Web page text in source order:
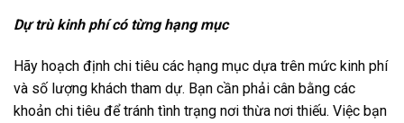
Dự trù kinh phí có từng hạng mục
Hãy hoạch định chi tiêu các hạng mục dựa trên mức kinh phí
và số lượng khách tham dự. Bạn cần phải cân bằng các
khoản chi tiêu để tránh tình trạng nơi thừa nơi thiếu. Việc bạn